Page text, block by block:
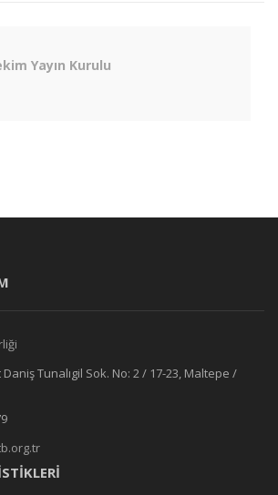
Yayın Kurulu
Daniş Tunalıgil Sok. No: 2 / 17-23, Maltepe /